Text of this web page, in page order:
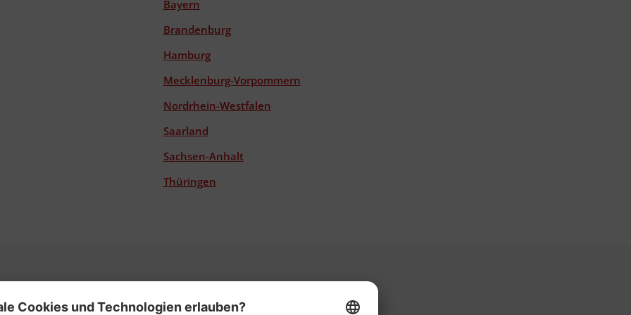
Bayern
Brandenburg
Hamburg
Mecklenburg-Vorpommern
Nordrhein-Westfalen
Saarland
Sachsen-Anhalt
Thüringen